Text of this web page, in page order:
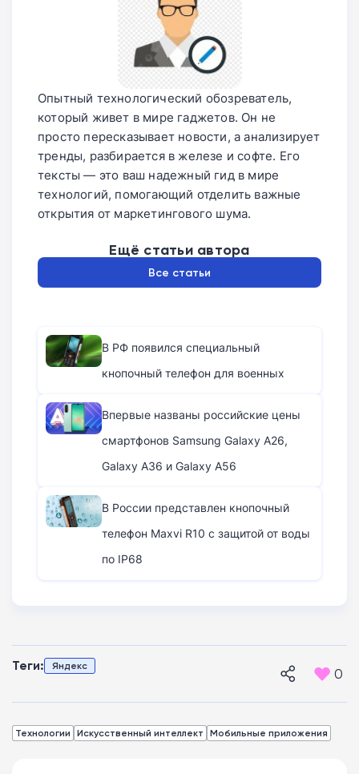
Опытный технологический обозреватель,
который живет в мире гаджетов. Он не
просто пересказывает новости, а анализирует
тренды, разбирается в железе и софте. Его
тексты — это ваш надежный гид в мире
технологий, помогающий отделить важные
открытия от маркетингового шума.
Ещё статьи автора
Все статьи
В РФ появился специальный
кнопочный телефон для военных
Впервые названы российские цены
смартфонов Samsung Galaxy A26,
Galaxy A36 и Galaxy A56
В России представлен кнопочный
телефон Maxvi R10 с защитой от воды
по IP68
Теги: Яндекс 0
Технологии Искусственный интеллект Мобильные приложения